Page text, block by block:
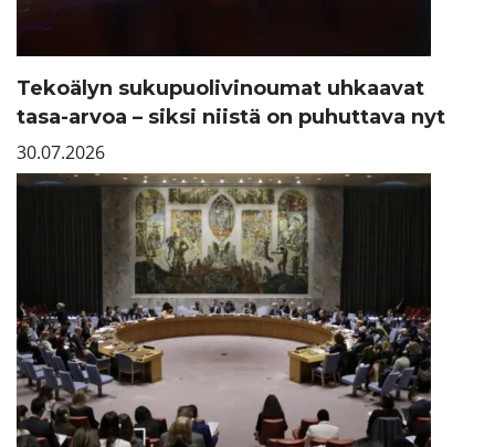
Tekoälyn sukupuolivinoumat uhkaavat
tasa-arvoa – siksi niistä on puhuttava nyt
30.07.2026